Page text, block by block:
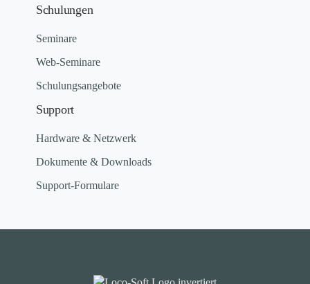
Schulungen
Seminare
Web-Seminare
Schulungsangebote
Support
Hardware & Netzwerk
Dokumente & Downloads
Support-Formulare